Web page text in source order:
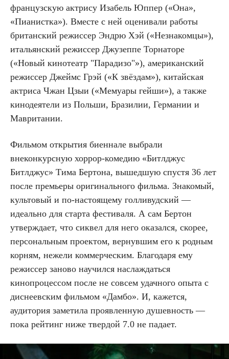
французскую актрису Изабель Юппер («Она»,
«Пианистка»). Вместе с ней оценивали работы
британский режиссер Эндрю Хэй («Незнакомцы»),
итальянский режиссер Джузеппе Торнаторе
(«Новый кинотеатр "Парадизо"»), американский
режиссер Джеймс Грэй («К звёздам»), китайская
актриса Чжан Цзыи («Мемуары гейши»), а также
кинодеятели из Польши, Бразилии, Германии и
Мавритании.
Фильмом открытия биеннале выбрали
внеконкурсную хоррор-комедию «Битлджус
Битлджус» Тима Бертона, вышедшую спустя 36 лет
после премьеры оригинального фильма. Знакомый,
культовый и по-настоящему голливудский —
идеально для старта фестиваля. А сам Бертон
утверждает, что сиквел для него оказался, скорее,
персональным проектом, вернувшим его к родным
корням, нежели коммерческим. Благодаря ему
режиссер заново научился наслаждаться
кинопроцессом после не совсем удачного опыта с
диснеевским фильмом «Дамбо». И, кажется,
аудитория заметила проявленную душевность —
пока рейтинг ниже твердой 7.0 не падает.